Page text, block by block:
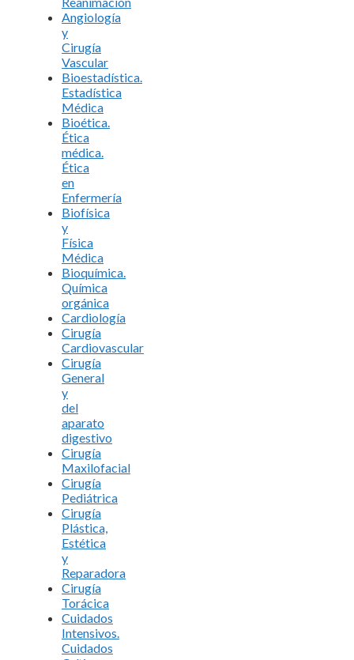
Angiología
y
Cirugía
Vascular
Bioestadística.
Estadística
Médica
Bioética.
Ética
médica.
Ética
en
Enfermería
Biofísica
y
Física
Médica
Bioquímica.
Química
orgánica
Cardiología
Cirugía
Cardiovascular
Cirugía
General
y
del
aparato
digestivo
Cirugía
Maxilofacial
Cirugía
Pediátrica
Cirugía
Plástica,
Estética
y
Reparadora
Cirugía
Torácica
Cuidados
Intensivos.
Cuidados